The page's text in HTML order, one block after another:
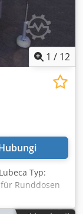
1 / 12
Typ:
Runddosen
Ø 85
pro Stunde